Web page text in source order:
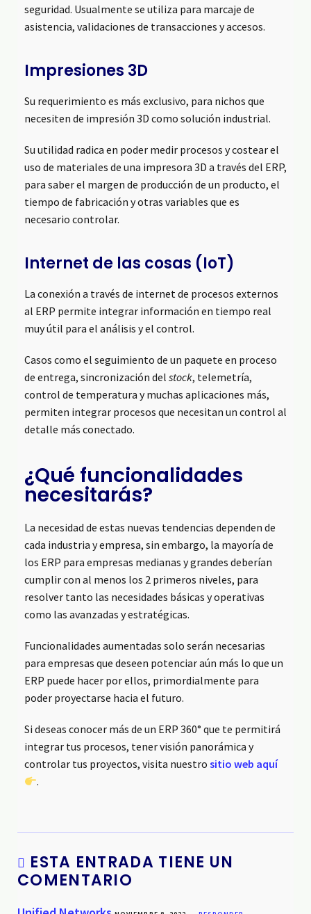
seguridad. Usualmente se utiliza para marcaje de
asistencia, validaciones de transacciones y accesos.
Impresiones 3D
Su requerimiento es más exclusivo, para nichos que
necesiten de impresión 3D como solución industrial.
Su utilidad radica en poder medir procesos y costear el
uso de materiales de una impresora 3D a través del ERP,
para saber el margen de producción de un producto, el
tiempo de fabricación y otras variables que es
necesario controlar.
Internet de las cosas (IoT)
La conexión a través de internet de procesos externos
al ERP permite integrar información en tiempo real
muy útil para el análisis y el control.
Casos como el seguimiento de un paquete en proceso
de entrega, sincronización del stock, telemetría,
control de temperatura y muchas aplicaciones más,
permiten integrar procesos que necesitan un control al
detalle más conectado.
¿Qué funcionalidades
necesitarás?
La necesidad de estas nuevas tendencias dependen de
cada industria y empresa, sin embargo, la mayoría de
los ERP para empresas medianas y grandes deberían
cumplir con al menos los 2 primeros niveles, para
resolver tanto las necesidades básicas y operativas
como las avanzadas y estratégicas.
Funcionalidades aumentadas solo serán necesarias
para empresas que deseen potenciar aún más lo que un
ERP puede hacer por ellos, primordialmente para
poder proyectarse hacia el futuro.
Si deseas conocer más de un ERP 360° que te permitirá
integrar tus procesos, tener visión panorámica y
controlar tus proyectos, visita nuestro sitio web aquí
.
ESTA ENTRADA TIENE UN
COMENTARIO